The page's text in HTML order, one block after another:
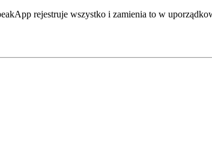
rejestruje wszystko i zamienia to w